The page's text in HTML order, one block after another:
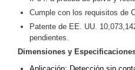
HD
TurboHD
/ AHD /
HD-TVI
Ambientes
SalinosAntiexplosión
Cumple con los requisitos de
Patente de EE. UU.
pendientes.
Dimensiones y